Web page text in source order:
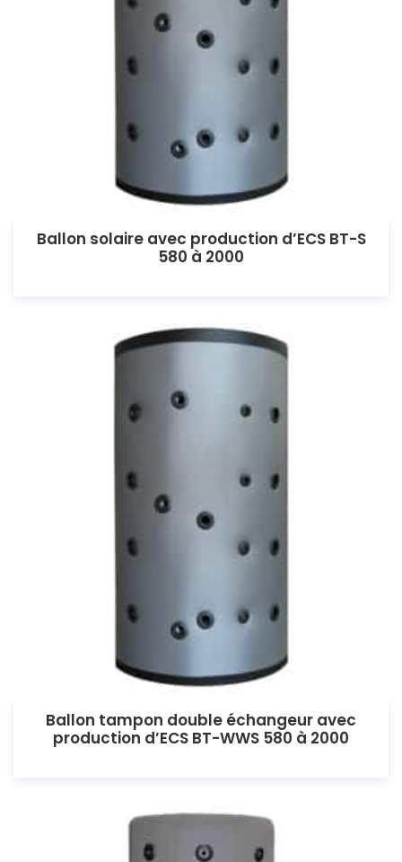
Ballon solaire avec production d’ECS BT-S
580 à 2000
Ballon tampon double échangeur avec
production d’ECS BT-WWS 580 à 2000